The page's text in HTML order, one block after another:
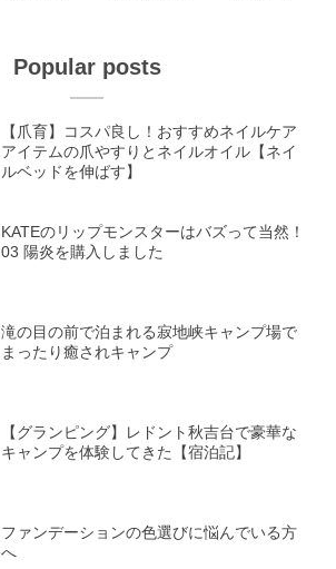
Popular posts
【爪育】コスパ良し！おすすめネイルケア
アイテムの爪やすりとネイルオイル【ネイ
ルベッドを伸ばす】
KATEのリップモンスターはバズって当然！
03 陽炎を購入しました
滝の目の前で泊まれる寂地峡キャンプ場で
まったり癒されキャンプ
【グランピング】レドント秋吉台で豪華な
キャンプを体験してきた【宿泊記】
ファンデーションの色選びに悩んでいる方
へ